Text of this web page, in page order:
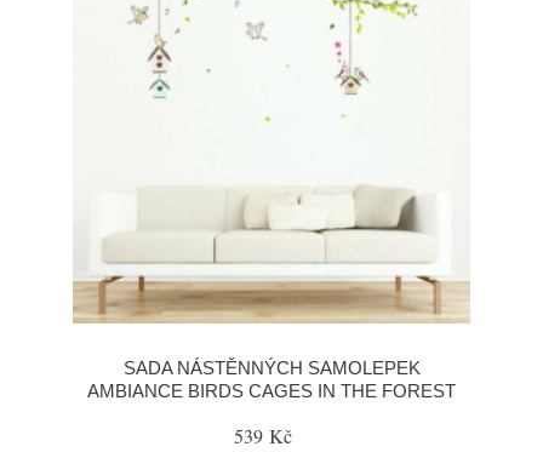
SADA NÁSTĚNNÝCH SAMOLEPEK
AMBIANCE BIRDS CAGES IN THE FOREST
539 Kč